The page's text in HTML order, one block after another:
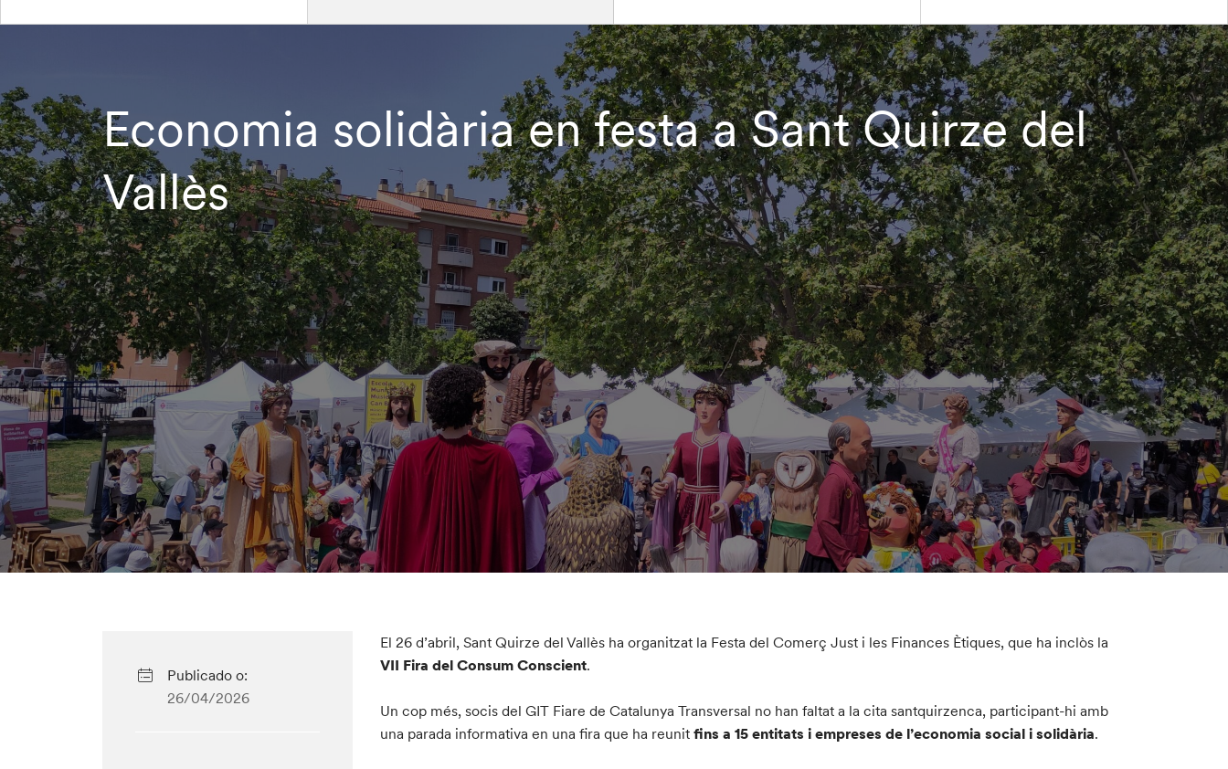
Economia solidària en festa a Sant Quirze del
Vallès
Publicado o:
26/04/2026
El 26 d’abril, Sant Quirze del Vallès ha organitzat la Festa del Comerç Just i les Finances Ètiques, que ha inclòs la
VII Fira del Consum Conscient.
Un cop més, socis del GIT Fiare de Catalunya Transversal no han faltat a la cita santquirzenca, participant-hi amb
una parada informativa en una fira que ha reunit fins a 15 entitats i empreses de l’economia social i solidària.